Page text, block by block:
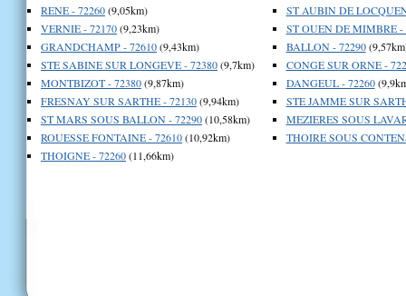
RENE - 72260(9,05km)
VERNIE - 72170(9,23km)
GRANDCHAMP - 72610(9,43km)
STE SABINE SUR LONGEVE - 72380(9,7km)
MONTBIZOT - 72380(9,87km)
FRESNAY SUR SARTHE - 72130(9,94km)
ST MARS SOUS BALLON - 72290(10,58km)
ROUESSE FONTAINE - 72610(10,92km)
THOIGNE - 72260(11,66km)
ST AUBIN DE
ST OUEN DE MIMBRE -
BALLON - 72290
CONGE SUR ORNE -
DANGEUL - 72260
STE JAMME SUR
MEZIERES SOUS
THOIRE SOUS